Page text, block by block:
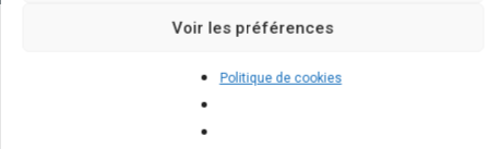
Voir les préférences
Politique de cookies
Quelques infos sur nos centrales
solaires : questions et réponses